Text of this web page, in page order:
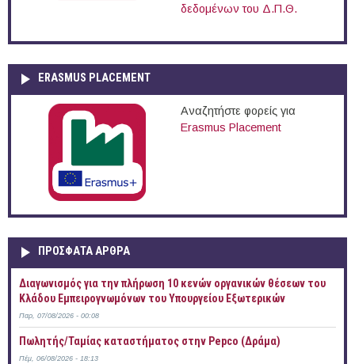
δεδομένων του Δ.Π.Θ.
ERASMUS PLACEMENT
Αναζητήστε φορείς για
Erasmus Placement
ΠΡOΣΦΑΤΑ AΡΘΡΑ
Διαγωνισμός για την πλήρωση 10 κενών οργανικών θέσεων του
Κλάδου Εμπειρογνωμόνων του Υπουργείου Εξωτερικών
Παρ, 07/08/2026 - 00:08
Πωλητής/Ταμίας καταστήματος στην Pepco (Δράμα)
Πέμ, 06/08/2026 - 18:13